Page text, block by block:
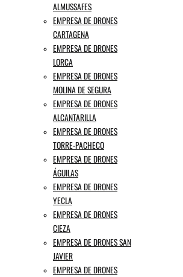
ALMUSSAFES
EMPRESA DE DRONES
CARTAGENA
EMPRESA DE DRONES
LORCA
EMPRESA DE DRONES
MOLINA DE SEGURA
EMPRESA DE DRONES
ALCANTARILLA
EMPRESA DE DRONES
TORRE-PACHECO
EMPRESA DE DRONES
ÁGUILAS
EMPRESA DE DRONES
YECLA
EMPRESA DE DRONES
CIEZA
EMPRESA DE DRONES SAN
JAVIER
EMPRESA DE DRONES